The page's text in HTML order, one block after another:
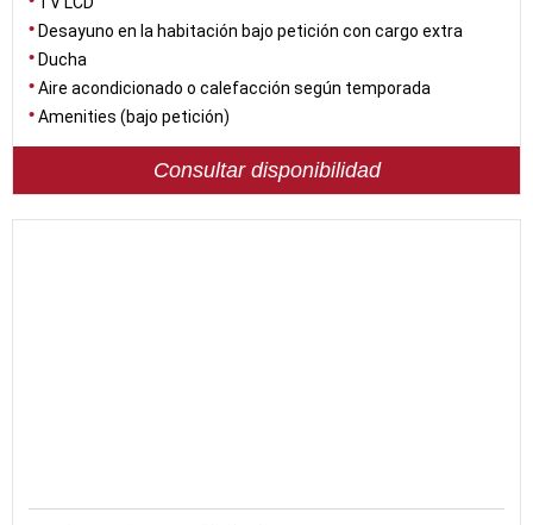
Desayuno en la habitación bajo petición con cargo extra
Ducha
Aire acondicionado o calefacción según temporada
Amenities (bajo petición)
Consultar disponibilidad